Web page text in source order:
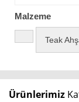
Malzeme
Teak
Ürünlerimiz